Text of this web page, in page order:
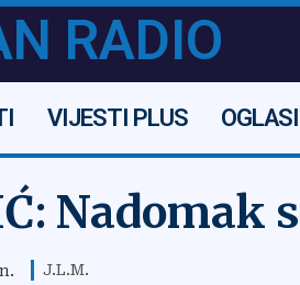
RADIO
VIJESTI PLUS
Nadomak
J.L.M.